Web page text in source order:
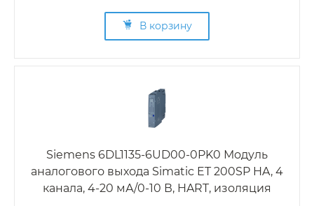
В корзину
Siemens 6DL1135-6UD00-0PK0 Модуль
аналогового выхода Simatic ET 200SP HA, 4
канала, 4-20 мА/0-10 В, HART, изоляция